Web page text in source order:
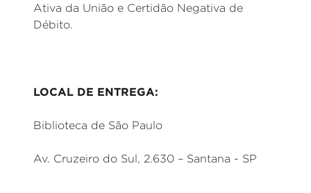
Ativa da União e Certidão Negativa de
Débito.
LOCAL DE ENTREGA:
Biblioteca de São Paulo
Av. Cruzeiro do Sul, 2.630 – Santana - SP